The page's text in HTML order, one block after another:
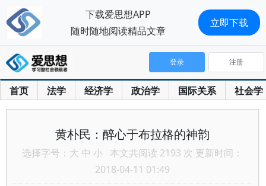
首页 法学 经济学 政治学 国际关系 社会学
登录 注册
黄朴民：醉心于布拉格的神韵
选择字号： 大 中 小 本文共阅读 2193 次 更新时间：
2018-04-11 01:49
下载爱思想APP
随时随地阅读精品文章
立即下载